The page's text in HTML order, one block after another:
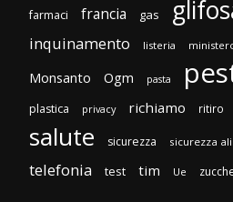
farmaci francia gas
inquinamento listeria
Monsanto Ogm pasta
plastica privacy richiamo ritiro
salute sicurezza sicurezza
telefonia test tim Ue